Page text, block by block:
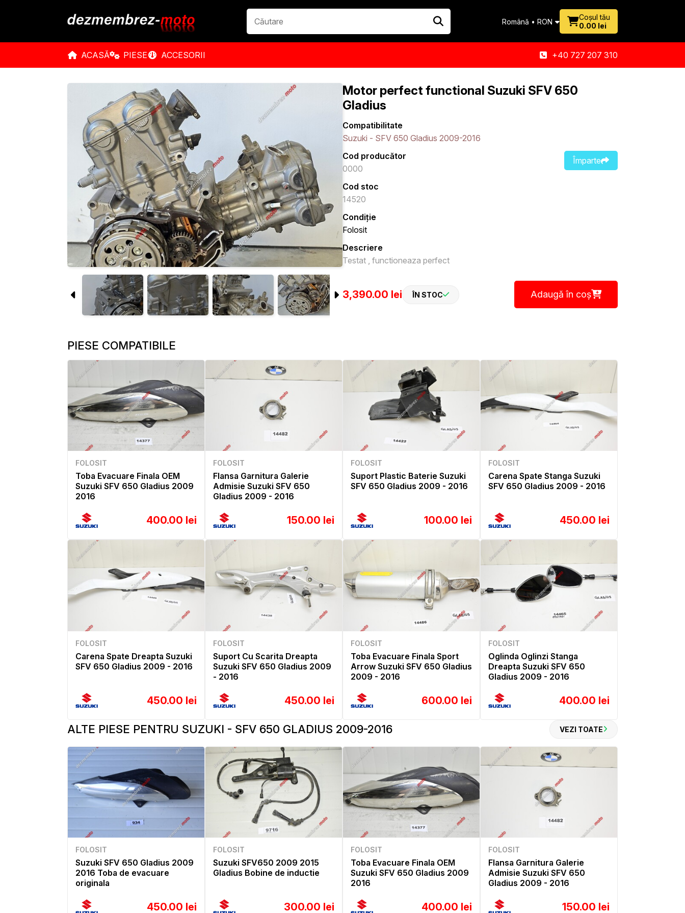
Română • RON
Coșul tău
0.00 lei
ACASĂ PIESE ACCESORII +40 727 207 310
Motor perfect functional Suzuki SFV 650
Gladius
Compatibilitate
Suzuki - SFV 650 Gladius 2009-2016
Împarte
Cod producător
0000
Cod stoc
14520
Condiție
Folosit
Descriere
Testat , functioneaza perfect
3,390.00 lei ÎN STOC Adaugă în coș
PIESE COMPATIBILE
FOLOSIT
Toba Evacuare Finala OEM
Suzuki SFV 650 Gladius 2009
2016
400.00 lei
FOLOSIT
Flansa Garnitura Galerie
Admisie Suzuki SFV 650
Gladius 2009 - 2016
150.00 lei
FOLOSIT
Suport Plastic Baterie Suzuki
SFV 650 Gladius 2009 - 2016
100.00 lei
FOLOSIT
Carena Spate Stanga Suzuki
SFV 650 Gladius 2009 - 2016
450.00 lei
FOLOSIT
Carena Spate Dreapta Suzuki
SFV 650 Gladius 2009 - 2016
450.00 lei
FOLOSIT
Suport Cu Scarita Dreapta
Suzuki SFV 650 Gladius 2009
- 2016
450.00 lei
FOLOSIT
Toba Evacuare Finala Sport
Arrow Suzuki SFV 650 Gladius
2009 - 2016
600.00 lei
FOLOSIT
Oglinda Oglinzi Stanga
Dreapta Suzuki SFV 650
Gladius 2009 - 2016
400.00 lei
ALTE PIESE PENTRU SUZUKI - SFV 650 GLADIUS 2009-2016 VEZI TOATE
FOLOSIT
Suzuki SFV 650 Gladius 2009
2016 Toba de evacuare
originala
450.00 lei
FOLOSIT
Suzuki SFV650 2009 2015
Gladius Bobine de inductie
300.00 lei
FOLOSIT
Toba Evacuare Finala OEM
Suzuki SFV 650 Gladius 2009
2016
400.00 lei
FOLOSIT
Flansa Garnitura Galerie
Admisie Suzuki SFV 650
Gladius 2009 - 2016
150.00 lei